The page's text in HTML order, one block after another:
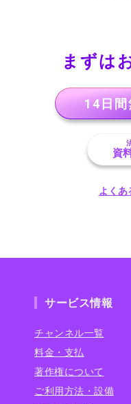
まずは
14日間
資
よくあ
サービス情報
チャンネル一覧
料金・支払
著作権について
ご利用方法・設備